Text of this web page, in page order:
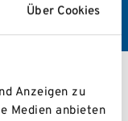
Über Cookies
Anzeigen zu
Medien anbieten